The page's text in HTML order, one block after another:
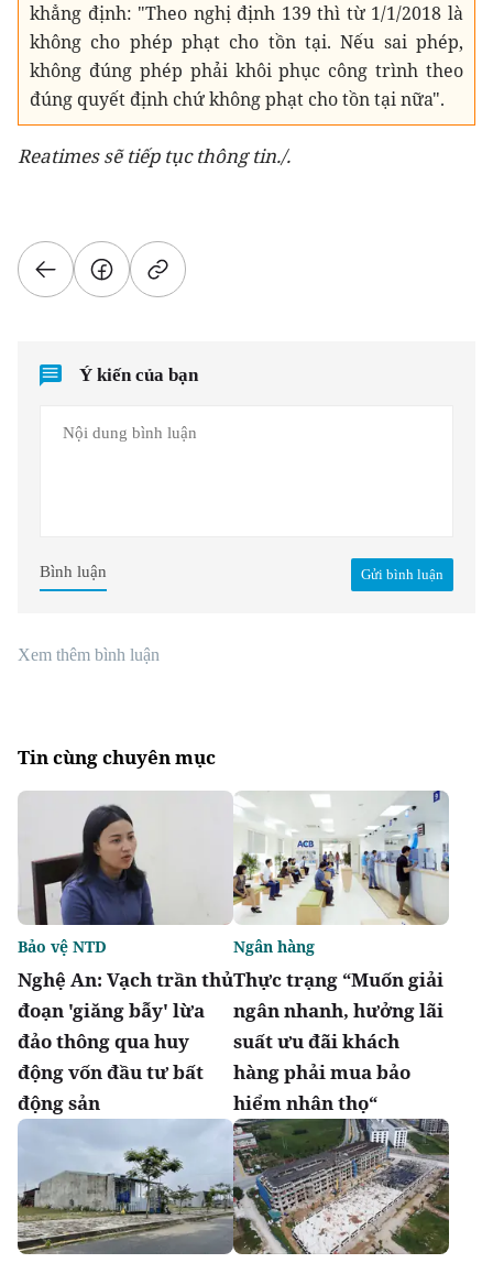
khẳng định: "Theo nghị định 139 thì từ 1/1/2018 là
không cho phép phạt cho tồn tại. Nếu sai phép,
không đúng phép phải khôi phục công trình theo
đúng quyết định chứ không phạt cho tồn tại nữa".
Reatimes sẽ tiếp tục thông tin./.
Ý kiến của bạn
Gửi bình luận
Bình luận
Xem thêm bình luận
Tin cùng chuyên mục
Nghệ An: Vạch trần thủ
đoạn 'giăng bẫy' lừa
đảo thông qua huy
động vốn đầu tư bất
động sản
Bảo vệ NTD
Thực trạng “Muốn giải
ngân nhanh, hưởng lãi
suất ưu đãi khách
hàng phải mua bảo
hiểm nhân thọ“
Ngân hàng